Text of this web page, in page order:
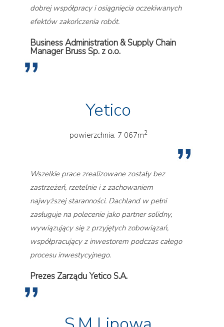
dobrej współpracy i osiągnięcia oczekiwanych
efektów zakończenia robót.
Business Administration & Supply Chain
Manager Bruss Sp. z o.o.
Yetico
powierzchnia: 7 067m2
Wszelkie prace zrealizowane zostały bez
zastrzeżeń, rzetelnie i z zachowaniem
najwyższej staranności. Dachland w pełni
zasługuje na polecenie jako partner solidny,
wywiązujący się z przyjętych zobowiązań,
współpracujący z inwestorem podczas całego
procesu inwestycyjnego.
Prezes Zarządu Yetico S.A.